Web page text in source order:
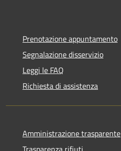
Prenotazione appuntamento
Segnalazione disservizio
Leggi le FAQ
Richiesta di assistenza
Amministrazione trasparente